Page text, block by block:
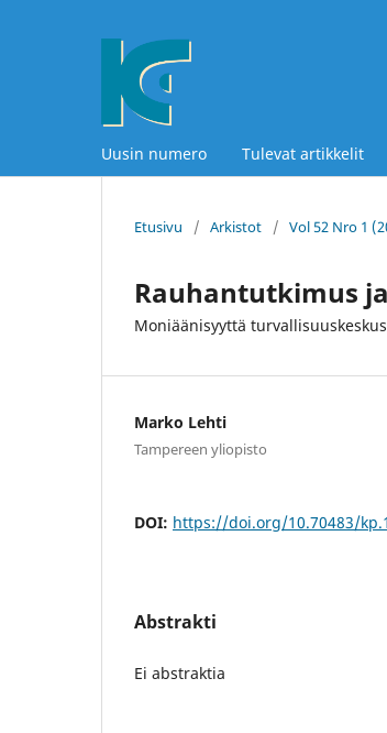
Uusin numero Tulevat artikkelit
Etusivu / Arkistot / Vol 52 Nro 1
Rauhantutkimus
Moniäänisyyttä
Marko Lehti
Tampereen yliopisto
DOI: https://doi.org/10.70483/
Abstrakti
Ei abstraktia